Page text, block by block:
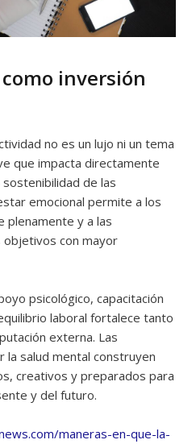
inversión
no es un lujo ni un tema
que impacta directamente
sostenibilidad de las
emocional permite a los
plenamente y a las
objetivos con mayor
psicológico, capacitación
laboral fortalece tanto
externa. Las
salud mental construyen
creativos y preparados para
y del futuro.
maneras-en-que-la-